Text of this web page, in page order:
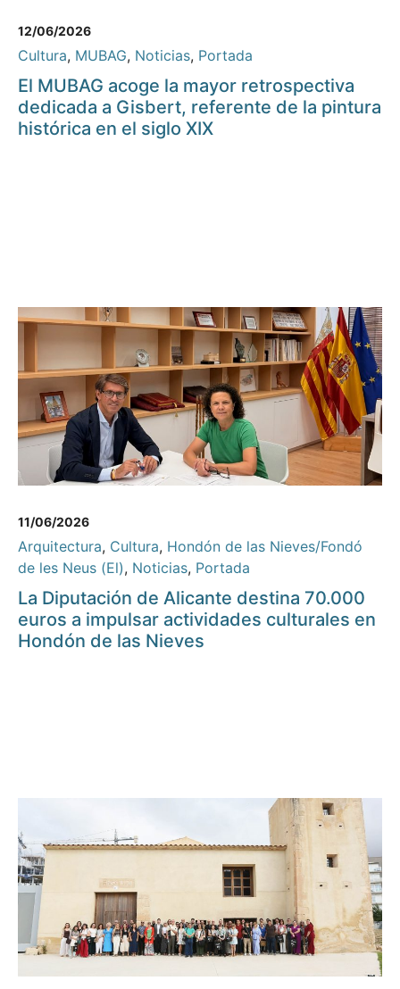
12/06/2026
Cultura, MUBAG, Noticias, Portada
El MUBAG acoge la mayor retrospectiva
dedicada a Gisbert, referente de la pintura
histórica en el siglo XIX
11/06/2026
Arquitectura, Cultura, Hondón de las Nieves/Fondó
de les Neus (El), Noticias, Portada
La Diputación de Alicante destina 70.000
euros a impulsar actividades culturales en
Hondón de las Nieves